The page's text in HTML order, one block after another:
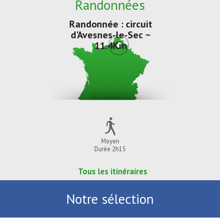
Randonnées
Randonnée : circuit
d'Avesnes-le-Sec ~
11.4Km
Moyen
Durée 2h15
Tous les itinéraires
Notre sélection